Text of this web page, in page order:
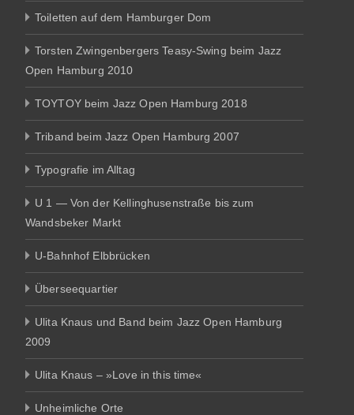
Toiletten auf dem Hamburger Dom
Torsten Zwingenbergers Teasy-Swing beim Jazz
Open Hamburg 2010
TOYTOY beim Jazz Open Hamburg 2018
Triband beim Jazz Open Hamburg 2007
Typografie im Alltag
U 1 — Von der Kellinghusenstraße bis zum
Wandsbeker Markt
U-Bahnhof Elbbrücken
Überseequartier
Ulita Knaus und Band beim Jazz Open Hamburg
2009
Ulita Knaus – »Love in this time«
Unheimliche Orte